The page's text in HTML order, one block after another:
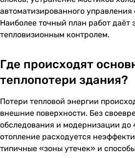
автоматизированного управления
Наиболее точный план работ даёт
тепловизионным контролем.
Где происходят
теплопотери здания?
Потери тепловой энергии
внешние поверхности. Без
обследования и модернизации до
отопление расходуется
типичные «зоны утечек» и